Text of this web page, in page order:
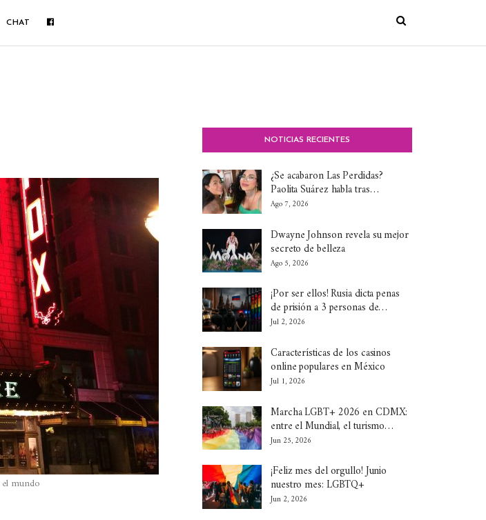
CHAT
mundo
NOTICIAS RECIENTES
¿Se acabaron Las Perdidas?
Paolita Suárez habla tras…
Ago 7, 2026
Dwayne Johnson revela su mejor
secreto de belleza
Ago 5, 2026
¡Por ser ellos! Rusia dicta penas
de prisión a 3 personas de…
Jul 2, 2026
Características de los casinos
online populares en México
Jul 1, 2026
Marcha LGBT+ 2026 en CDMX:
entre el Mundial, el turismo…
Jun 25, 2026
¡Feliz mes del orgullo! Junio
nuestro mes: LGBTQ+
Jun 2, 2026